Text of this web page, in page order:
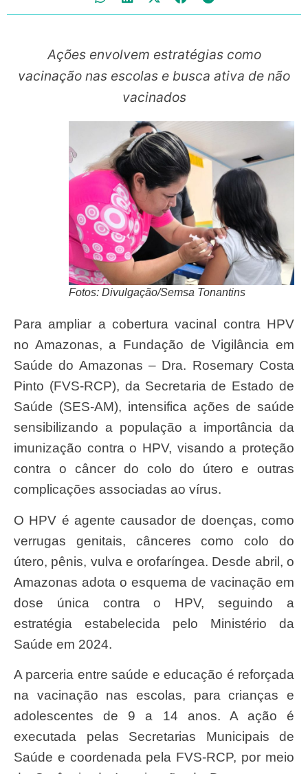
Ações envolvem estratégias como
vacinação nas escolas e busca ativa de não
vacinados
Fotos: Divulgação/Semsa Tonantins
Para ampliar a cobertura vacinal contra HPV
no Amazonas, a Fundação de Vigilância em
Saúde do Amazonas – Dra. Rosemary Costa
Pinto (FVS-RCP), da Secretaria de Estado de
Saúde (SES-AM), intensifica ações de saúde
sensibilizando a população a importância da
imunização contra o HPV, visando a proteção
contra o câncer do colo do útero e outras
complicações associadas ao vírus.
O HPV é agente causador de doenças, como
verrugas genitais, cânceres como colo do
útero, pênis, vulva e orofaríngea. Desde abril, o
Amazonas adota o esquema de vacinação em
dose única contra o HPV, seguindo a
estratégia estabelecida pelo Ministério da
Saúde em 2024.
A parceria entre saúde e educação é reforçada
na vacinação nas escolas, para crianças e
adolescentes de 9 a 14 anos. A ação é
executada pelas Secretarias Municipais de
Saúde e coordenada pela FVS-RCP, por meio